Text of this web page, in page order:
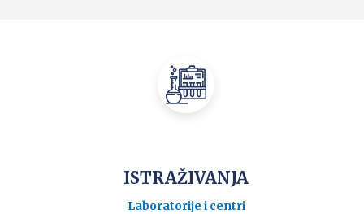
ISTRAŽIVANJA
Laboratorije i centri